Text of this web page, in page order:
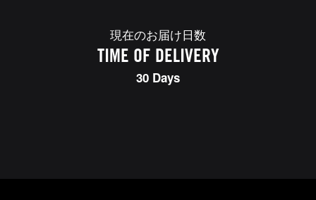
現在のお届け日数
TIME OF DELIVERY
30 Days